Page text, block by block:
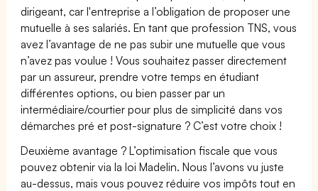
dirigeant, car l'entreprise a l’obligation de proposer une
mutuelle à ses salariés. En tant que profession TNS, vous
avez l’avantage de ne pas subir une mutuelle que vous
n’avez pas voulue ! Vous souhaitez passer directement
par un assureur, prendre votre temps en étudiant
différentes options, ou bien passer par un
intermédiaire/courtier pour plus de simplicité dans vos
démarches pré et post-signature ? C’est votre choix !
Deuxième avantage ? L’optimisation fiscale que vous
pouvez obtenir via la loi Madelin. Nous l’avons vu juste
au-dessus, mais vous pouvez réduire vos impôts tout en